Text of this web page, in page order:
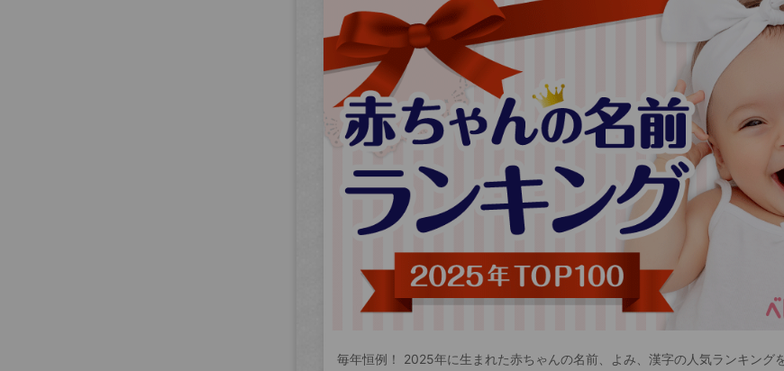
毎年恒例！ 2025年に生まれた赤ちゃんの名前、よみ、漢字の人気ランキング